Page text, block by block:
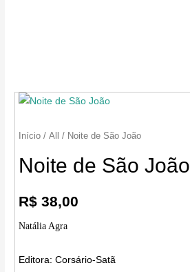
Início /All / Noite de São João
Noite de São João
R$ 38,00
Natália Agra
Editora: Corsário-Satã